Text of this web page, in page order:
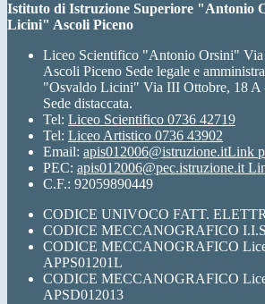
Istituto di Istruzione Superiore "Antonio
Licini" Ascoli Piceno
Liceo Scientifico "Antonio Orsini" Via
Ascoli Piceno Sede legale e
"Osvaldo Licini" Via III Ottobre, 18 A
Sede distaccata.
Tel: Liceo Scientifico 0736 42719
Tel: Liceo Artistico 0736 43902
Email: apis012006@istruzione.itLink
PEC: apis012006@pec.istruzione.it
C.F.: 92059890449
CODICE UNIVOCO FATT.
CODICE MECCANOGRAFICO
CODICE MECCANOGRAFICO
APPS01201L
CODICE MECCANOGRAFICO
APSD012013